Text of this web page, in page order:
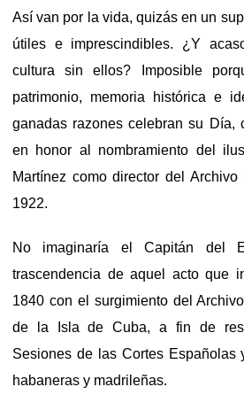
Así van por la vida, quizás en un
útiles e imprescindibles. ¿Y
cultura sin ellos? Imposible
patrimonio, memoria histórica e
ganadas razones celebran su Día,
en honor al nombramiento del
Martínez como director del
1922.
No imaginaría el Capitán del
trascendencia de aquel acto que
1840 con el surgimiento del
de la Isla de Cuba, a fin de
Sesiones de las Cortes Españolas
habaneras y madrileñas.